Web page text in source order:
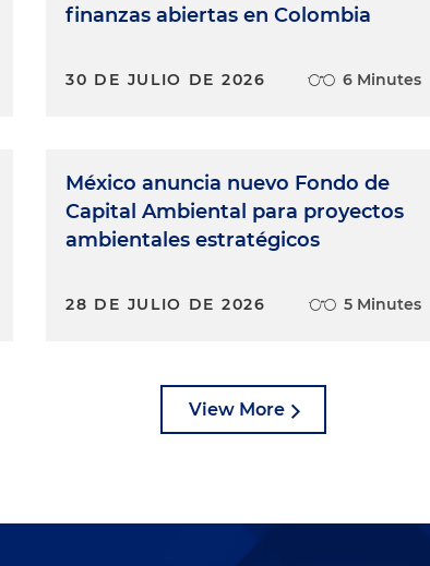
finanzas abiertas en Colombia
30 DE JULIO DE 2026 6 Minutes
México anuncia nuevo Fondo de
Capital Ambiental para proyectos
ambientales estratégicos
28 DE JULIO DE 2026 5 Minutes
View More